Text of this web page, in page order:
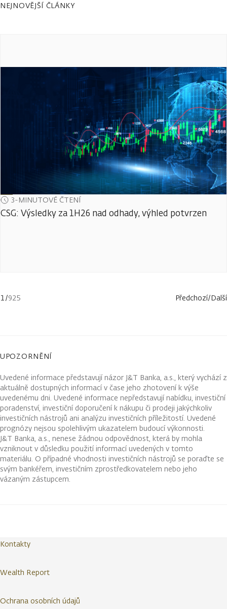
NEJNOVĚJŠÍ ČLÁNKY
3-MINUTOVÉ ČTENÍ
CSG: Výsledky za 1H26 nad odhady, výhled potvrzen
1/925 Předchozí/Další
UPOZORNĚNÍ
Uvedené informace představují názor J&T Banka, a.s., který vychází z
aktuálně dostupných informací v čase jeho zhotovení k výše
uvedenému dni. Uvedené informace nepředstavují nabídku, investiční
poradenství, investiční doporučení k nákupu či prodeji jakýchkoliv
investičních nástrojů ani analýzu investičních příležitostí. Uvedené
prognózy nejsou spolehlivým ukazatelem budoucí výkonnosti.
J&T Banka, a.s., nenese žádnou odpovědnost, která by mohla
vzniknout v důsledku použití informací uvedených v tomto
materiálu. O případné vhodnosti investičních nástrojů se poraďte se
svým bankéřem, investičním zprostředkovatelem nebo jeho
vázaným zástupcem.
Kontakty
Wealth Report
Ochrana osobních údajů